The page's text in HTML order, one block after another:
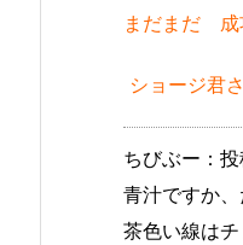
まだまだ 成
ショージ君
ちびぶー：投
青汁ですか
茶色い線は